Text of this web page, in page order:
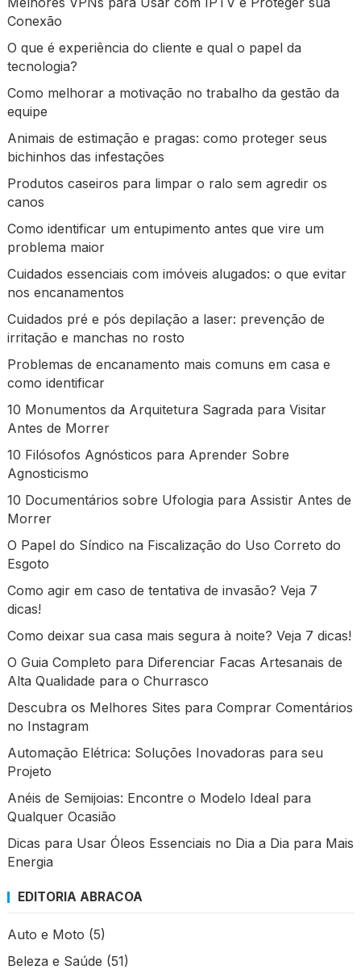
Conexão
O que é experiência do cliente e qual o papel da
tecnologia?
Como melhorar a motivação no trabalho da gestão da
equipe
Animais de estimação e pragas: como proteger seus
bichinhos das infestações
Produtos caseiros para limpar o ralo sem agredir os
canos
Como identificar um entupimento antes que vire um
problema maior
Cuidados essenciais com imóveis alugados: o que evitar
nos encanamentos
Cuidados pré e pós depilação a laser: prevenção de
irritação e manchas no rosto
Problemas de encanamento mais comuns em casa e
como identificar
10 Monumentos da Arquitetura Sagrada para Visitar
Antes de Morrer
10 Filósofos Agnósticos para Aprender Sobre
Agnosticismo
10 Documentários sobre Ufologia para Assistir Antes de
Morrer
O Papel do Síndico na Fiscalização do Uso Correto do
Esgoto
Como agir em caso de tentativa de invasão? Veja 7
dicas!
Como deixar sua casa mais segura à noite? Veja 7 dicas!
O Guia Completo para Diferenciar Facas Artesanais de
Alta Qualidade para o Churrasco
Descubra os Melhores Sites para Comprar Comentários
no Instagram
Automação Elétrica: Soluções Inovadoras para seu
Projeto
Anéis de Semijoias: Encontre o Modelo Ideal para
Qualquer Ocasião
Dicas para Usar Óleos Essenciais no Dia a Dia para Mais
Energia
EDITORIA ABRACOA
Auto e Moto (5)
Beleza e Saúde (51)